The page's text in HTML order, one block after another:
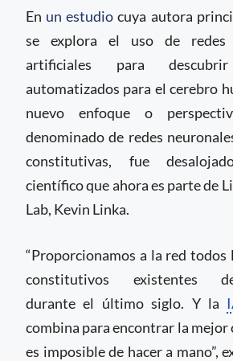
En un estudio cuya autora
se explora el uso de redes
artificiales para
automatizados para el cerebro
nuevo enfoque o
denominado de redes
constitutivas, fue
científico que ahora es parte de
Lab, Kevin Linka.
“Proporcionamos a la red todos
constitutivos existentes
durante el último siglo. Y la
combina para encontrar la mejor
es imposible de hacer a mano”,